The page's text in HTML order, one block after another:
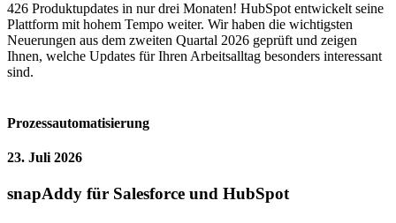
426 Produktupdates in nur drei Monaten! HubSpot entwickelt seine
Plattform mit hohem Tempo weiter. Wir haben die wichtigsten
Neuerungen aus dem zweiten Quartal 2026 geprüft und zeigen
Ihnen, welche Updates für Ihren Arbeitsalltag besonders interessant
sind.
Prozessautomatisierung
23. Juli 2026
snapAddy für Salesforce und HubSpot